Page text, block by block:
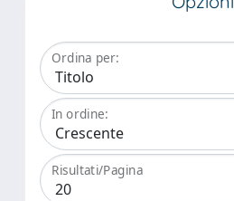
Ordina per:
In ordine:
Risultati/Pagina